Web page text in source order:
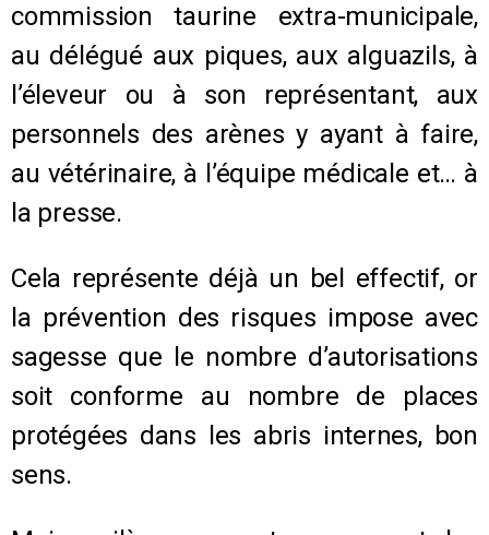
commission taurine extra-municipale,
au délégué aux piques, aux alguazils, à
l’éleveur ou à son représentant, aux
personnels des arènes y ayant à faire,
au vétérinaire, à l’équipe médicale et… à
la presse.
Cela représente déjà un bel effectif, or
la prévention des risques impose avec
sagesse que le nombre d’autorisations
soit conforme au nombre de places
protégées dans les abris internes, bon
sens.